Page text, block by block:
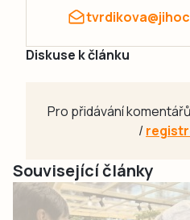
Diskuse k článku
Pro přidávání
/
Související články